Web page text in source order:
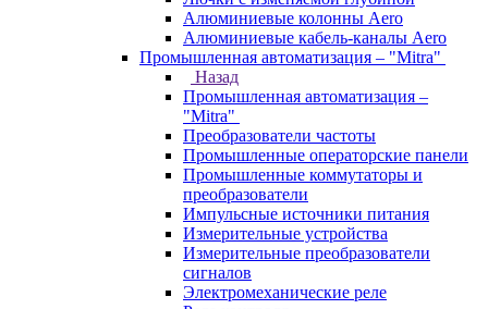
Алюминиевые колонны Aero
Алюминиевые кабель-каналы Aero
Промышленная автоматизация – "Mitra"
Назад
Промышленная автоматизация –
"Mitra"
Преобразователи частоты
Промышленные операторские панели
Промышленные коммутаторы и
преобразователи
Импульсные источники питания
Измерительные устройства
Измерительные преобразователи
сигналов
Электромеханические реле